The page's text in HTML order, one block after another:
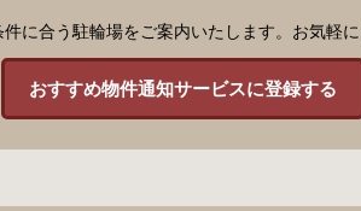
に合う駐輪場をご案内いたします。お気軽
おすすめ物件通知サービスに登録する